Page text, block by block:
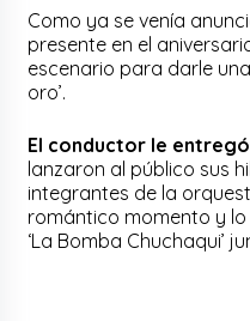
Como ya se venía
presente en el
escenario para darle
oro’.
El conductor le
lanzaron al público sus
integrantes de la
romántico momento y
‘La Bomba Chuchaqui’